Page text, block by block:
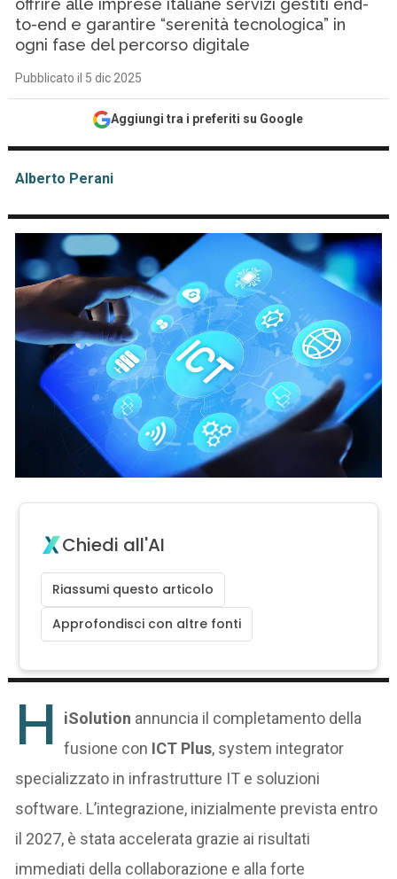
offrire alle imprese italiane servizi gestiti end-
to-end e garantire “serenità tecnologica” in
ogni fase del percorso digitale
Pubblicato il 5 dic 2025
Aggiungi tra i preferiti su Google
Alberto Perani
Chiedi all'AI
Riassumi questo articolo
Approfondisci con altre fonti
H iSolution annuncia il completamento della
fusione con ICT Plus, system integrator
specializzato in infrastrutture IT e soluzioni
software. L’integrazione, inizialmente prevista entro
il 2027, è stata accelerata grazie ai risultati
immediati della collaborazione e alla forte